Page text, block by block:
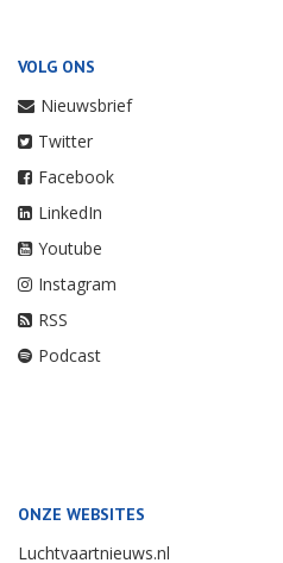
VOLG ONS
Nieuwsbrief
Twitter
Facebook
LinkedIn
Youtube
Instagram
RSS
Podcast
ONZE WEBSITES
Luchtvaartnieuws.nl